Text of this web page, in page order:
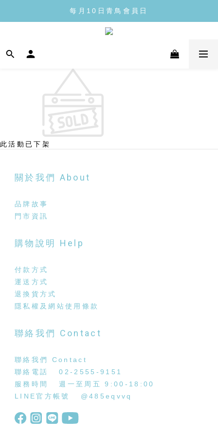
每月10日青鳥會員日
每月10日青鳥會員日
全館滿1300免運
此活動已下架
關於我們 About
品牌故事
門市資訊
購物說明 Help
付款方式
運送方式
退換貨方式
隱私權及網站使用條款
聯絡我們 Contact
聯絡我們 Contact
聯絡電話 02-2555-9151
服務時間 週一至周五 9:00-18:00
LINE官方帳號 @485eqvvq